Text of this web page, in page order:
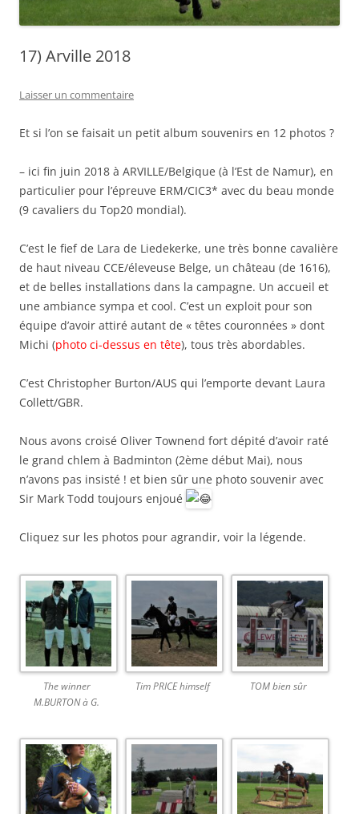
17) Arville 2018
Laisser un commentaire
Et si l’on se faisait un petit album souvenirs en 12 photos ?
– ici fin juin 2018 à ARVILLE/Belgique (à l’Est de Namur), en
particulier pour l’épreuve ERM/CIC3* avec du beau monde
(9 cavaliers du Top20 mondial).
C’est le fief de Lara de Liedekerke, une très bonne cavalière
de haut niveau CCE/éleveuse Belge, un château (de 1616),
et de belles installations dans la campagne. Un accueil et
une ambiance sympa et cool. C’est un exploit pour son
équipe d’avoir attiré autant de « têtes couronnées » dont
Michi (photo ci-dessus en tête), tous très abordables.
C’est Christopher Burton/AUS qui l’emporte devant Laura
Collett/GBR.
Nous avons croisé Oliver Townend fort dépité d’avoir raté
le grand chlem à Badminton (2ème début Mai), nous
n’avons pas insisté ! et bien sûr une photo souvenir avec
Sir Mark Todd toujours enjoué
Cliquez sur les photos pour agrandir, voir la légende.
The winner
M.BURTON à G.
Tim PRICE himself TOM bien sûr